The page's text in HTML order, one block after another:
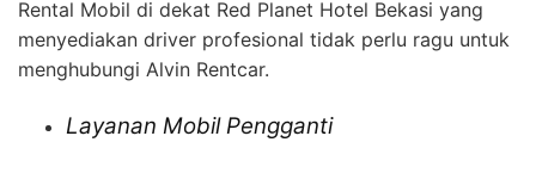
Rental Mobil di dekat Red Planet Hotel Bekasi yang
menyediakan driver profesional tidak perlu ragu untuk
menghubungi Alvin Rentcar.
Layanan Mobil Pengganti